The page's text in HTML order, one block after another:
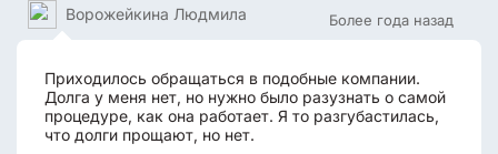
Более года назад
Ворожейкина Людмила
Приходилось обращаться в подобные компании.
Долга у меня нет, но нужно было разузнать о самой
процедуре, как она работает. Я то разгубастилась,
что долги прощают, но нет.